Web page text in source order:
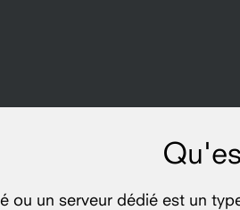
ou un serveur dédié est un